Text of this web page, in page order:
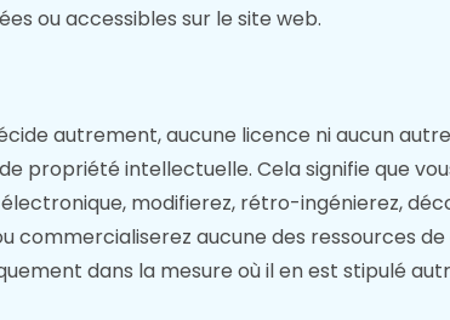
ou accessibles sur le site web.
autrement, aucune licence ni aucun
propriété intellectuelle. Cela signifie que
modifierez, rétro-ingénierez,
commercialiserez aucune des ressources
dans la mesure où il en est stipulé